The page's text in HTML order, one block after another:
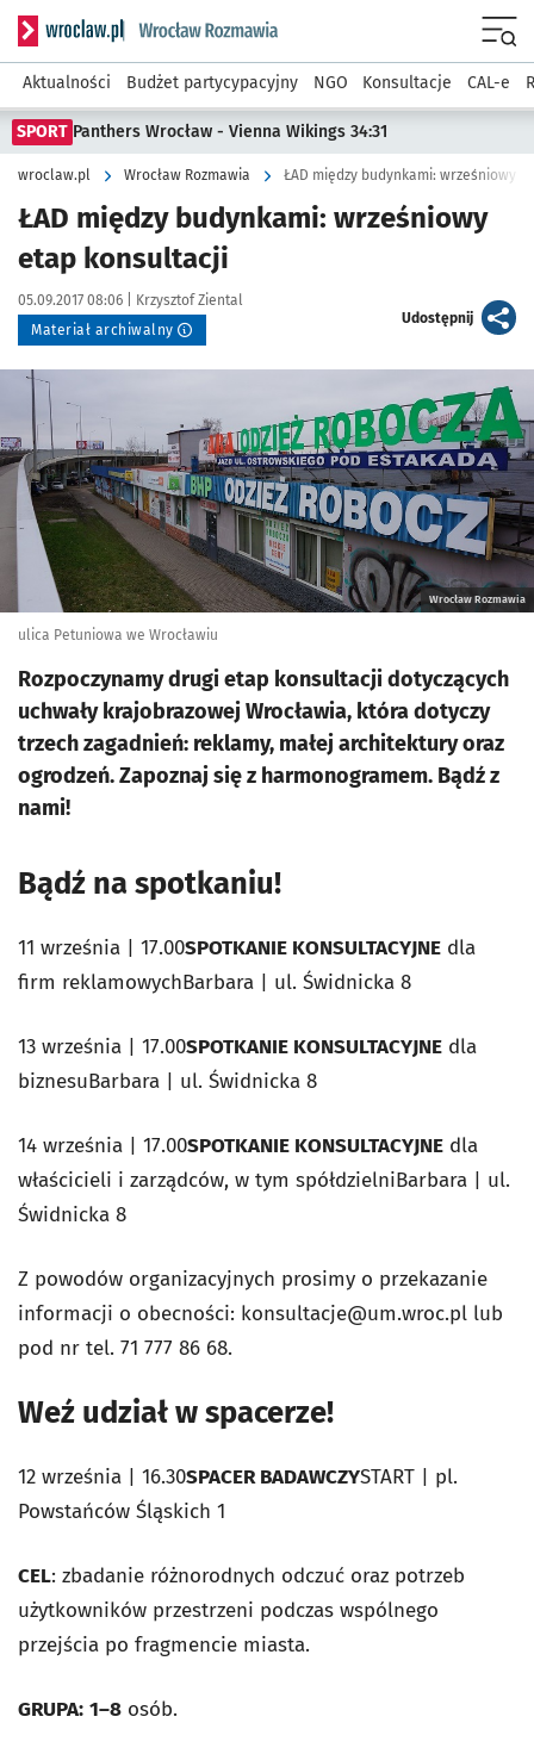
Serwis informacyjny wroclaw.pl podserwis: Rozmawia
Aktualności Budżet partycypacyjny NGO Konsultacje CAL-e
SPORT Panthers Wrocław - Vienna Wikings 34:31
wroclaw.pl Wrocław Rozmawia ŁAD między budynkami: wrześniowy
ŁAD między budynkami: wrześniowy
etap konsultacji
Data publikacji:
05.09.2017 08:06 | Autor:
Krzysztof Ziental
Materiał archiwalny
Udostępnijartykuł
Kliknij, aby powiększyć
Wrocław Rozmawia
ulica Petuniowa we Wrocławiu
Rozpoczynamy drugi etap konsultacji dotyczących
uchwały krajobrazowej Wrocławia, która dotyczy
trzech zagadnień: reklamy, małej architektury oraz
ogrodzeń. Zapoznaj się z harmonogramem. Bądź z
nami!
Bądź na spotkaniu!
11 września | 17.00SPOTKANIE KONSULTACYJNE dla
firm reklamowychBarbara | ul. Świdnicka 8
13 września | 17.00SPOTKANIE KONSULTACYJNE dla
biznesuBarbara | ul. Świdnicka 8
14 września | 17.00SPOTKANIE KONSULTACYJNE dla
właścicieli i zarządców, w tym spółdzielniBarbara | ul.
Świdnicka 8
Z powodów organizacyjnych prosimy o przekazanie
informacji o obecności: konsultacje@um.wroc.pl lub
pod nr tel. 71 777 86 68.
Weź udział w spacerze!
12 września | 16.30SPACER BADAWCZYSTART | pl.
Powstańców Śląskich 1
CEL: zbadanie różnorodnych odczuć oraz potrzeb
użytkowników przestrzeni podczas wspólnego
przejścia po fragmencie miasta.
GRUPA: 1–8 osób.